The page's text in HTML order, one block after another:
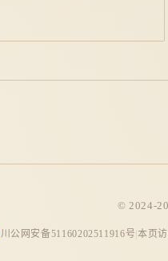
© 2024-
川公网安备51160202511916号 本页